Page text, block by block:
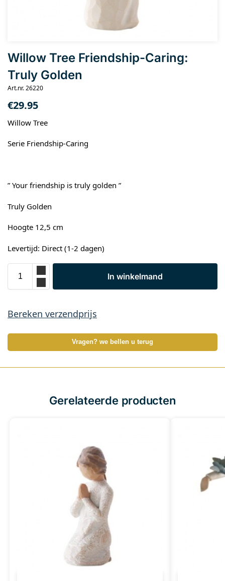
Willow Tree Friendship-Caring:
Truly Golden
Art.nr. 26220
€29.95
Willow Tree
Serie Friendship-Caring
” Your friendship is truly golden ”
Truly Golden
Hoogte 12,5 cm
Levertijd: Direct (1-2 dagen)
In winkelmand
Bereken verzendprijs
Vragen? we bellen u terug
Gerelateerde producten